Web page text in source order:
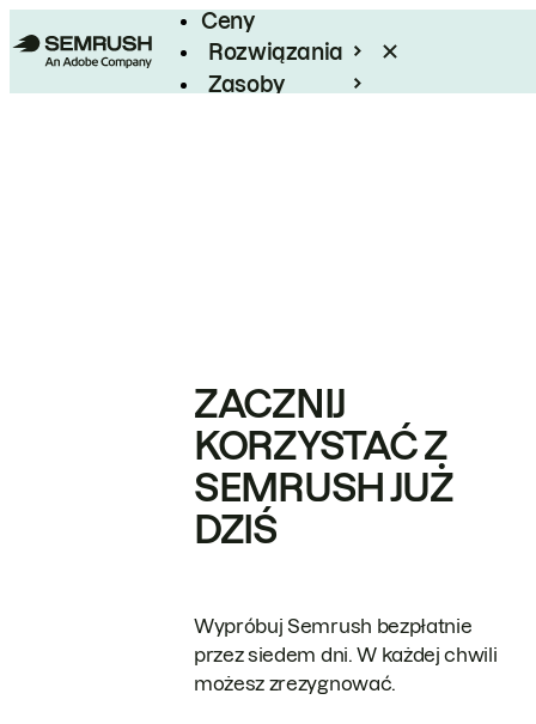
Ceny
Rozwiązania
Zasoby
ZACZNIJ
KORZYSTAĆ Z
SEMRUSH JUŻ
DZIŚ
Wypróbuj Semrush bezpłatnie
przez siedem dni. W każdej chwili
możesz zrezygnować.